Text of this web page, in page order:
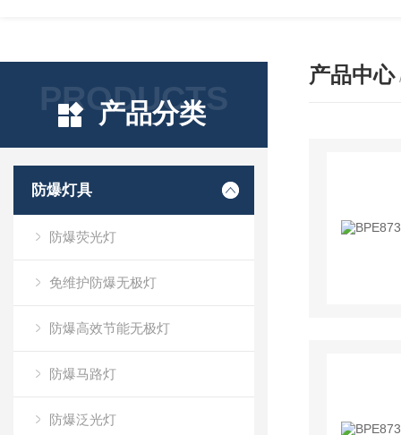
PRODUCTS
产品分类
防爆灯具
防爆荧光灯
免维护防爆无极灯
防爆高效节能无极灯
防爆马路灯
防爆泛光灯
产品中心